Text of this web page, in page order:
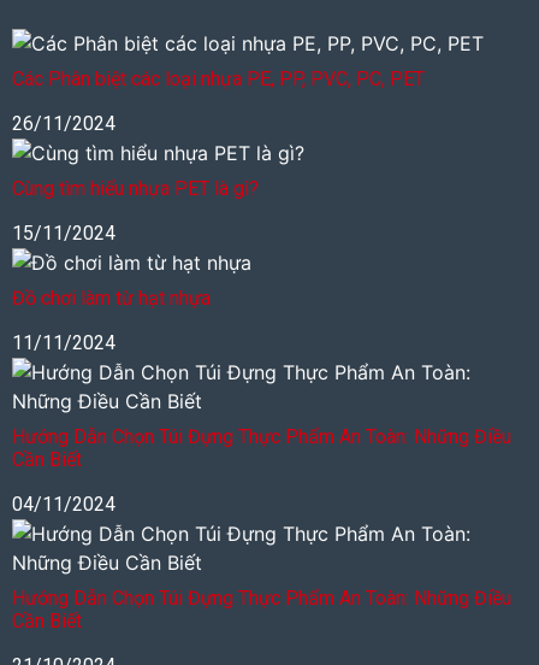
Các Phân biệt các loại nhựa PE, PP, PVC, PC, PET
26/11/2024
Cùng tìm hiểu nhựa PET là gì?
15/11/2024
Đồ chơi làm từ hạt nhựa
11/11/2024
Hướng Dẫn Chọn Túi Đựng Thực Phẩm An Toàn: Những Điều
Cần Biết
04/11/2024
Hướng Dẫn Chọn Túi Đựng Thực Phẩm An Toàn: Những Điều
Cần Biết